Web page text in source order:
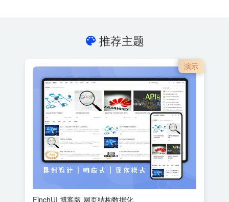
推荐主题
演示
FinchUI 博客版 网页结构数据化